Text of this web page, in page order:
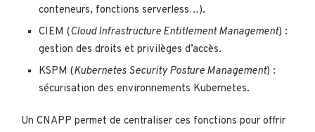
conteneurs, fonctions serverless…).
CIEM (Cloud Infrastructure Entitlement Management) :
gestion des droits et privilèges d’accès.
KSPM (Kubernetes Security Posture Management) :
sécurisation des environnements Kubernetes.
Un CNAPP permet de centraliser ces fonctions pour offrir